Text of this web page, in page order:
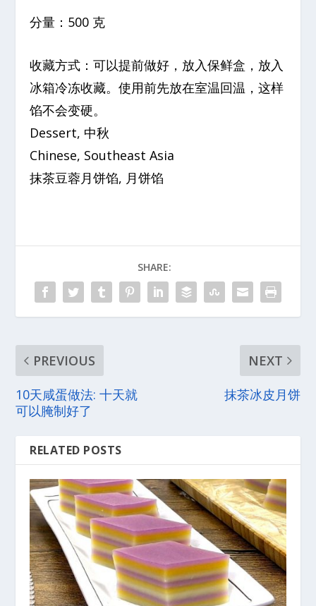
分量：500 克
收藏方式：可以提前做好，放入保鲜盒，放入
冰箱冷冻收藏。使用前先放在室温回温，这样
馅不会变硬。
Dessert, 中秋
Chinese, Southeast Asia
抹茶豆蓉月饼馅, 月饼馅
SHARE:
PREVIOUS
10天咸蛋做法: 十天就
可以腌制好了
NEXT
抹茶冰皮月饼
RELATED POSTS